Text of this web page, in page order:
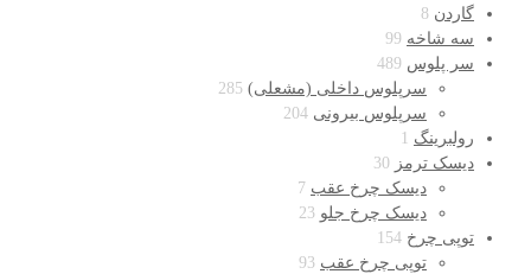
گاردن 8
سه شاخه 99
سر پلوس 489
سرپلوس داخلی (مشعلی) 285
سرپلوس بیرونی 204
رولبرینگ 1
دیسک ترمز 30
دیسک چرخ عقب 7
دیسک چرخ جلو 23
توپی چرخ 154
توپی چرخ عقب 93